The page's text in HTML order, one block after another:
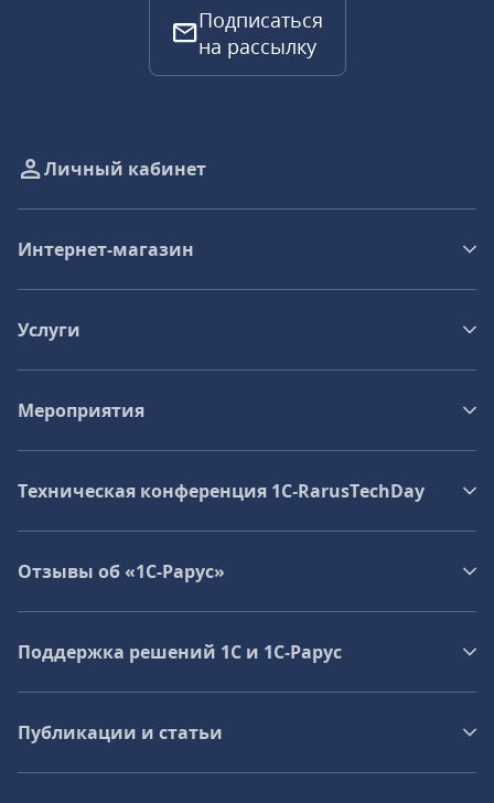
Подписаться
на рассылку
Личный кабинет
Интернет-магазин
Услуги
Мероприятия
Техническая конференция 1C‑RarusTechDay
Отзывы об «1С-Рарус»
Поддержка решений 1С и 1С‑Рарус
Публикации и статьи